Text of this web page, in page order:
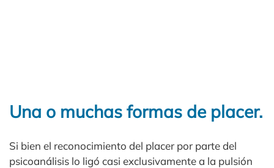
Una o muchas formas de placer.
Si bien el reconocimiento del placer por parte del
psicoanálisis lo ligó casi exclusivamente a la pulsión